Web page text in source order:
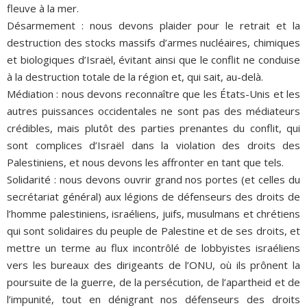
fleuve à la mer.
Désarmement : nous devons plaider pour le retrait et la
destruction des stocks massifs d’armes nucléaires, chimiques
et biologiques d’Israël, évitant ainsi que le conflit ne conduise
à la destruction totale de la région et, qui sait, au-delà.
Médiation : nous devons reconnaître que les États-Unis et les
autres puissances occidentales ne sont pas des médiateurs
crédibles, mais plutôt des parties prenantes du conflit, qui
sont complices d’Israël dans la violation des droits des
Palestiniens, et nous devons les affronter en tant que tels.
Solidarité : nous devons ouvrir grand nos portes (et celles du
secrétariat général) aux légions de défenseurs des droits de
l’homme palestiniens, israéliens, juifs, musulmans et chrétiens
qui sont solidaires du peuple de Palestine et de ses droits, et
mettre un terme au flux incontrôlé de lobbyistes israéliens
vers les bureaux des dirigeants de l’ONU, où ils prônent la
poursuite de la guerre, de la persécution, de l’apartheid et de
l’impunité, tout en dénigrant nos défenseurs des droits